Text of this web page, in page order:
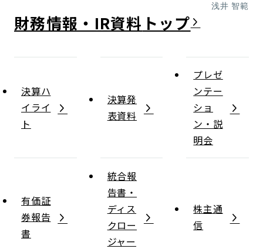
浅井 智範
財務情報・IR資料
決算ハ
イライ
ト
決算発
表資料
プレゼ
ンテー
ショ
ン・説
明会
有価証
券報告
書
統合報
告書・
ディス
クロー
ジャー
株主通
信